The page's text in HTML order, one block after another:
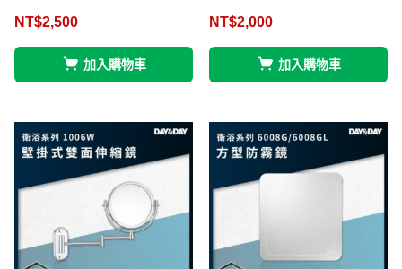
4.97
NT$2,500
加入購物車
4.98
NT$2,000
加入購物車